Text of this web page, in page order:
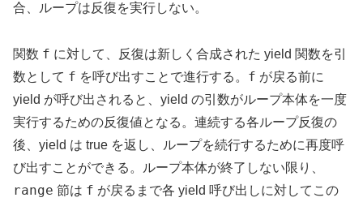
合、ループは反復を実行しない。
関数 f に対して、反復は新しく合成された yield 関数を引
数として f を呼び出すことで進行する。 f が戻る前に
yield が呼び出されると、yield の引数がループ本体を一度
実行するための反復値となる。連続する各ループ反復の
後、yield は true を返し、ループを続行するために再度呼
び出すことができる。ループ本体が終了しない限り、
range 節は f が戻るまで各 yield 呼び出しに対してこの